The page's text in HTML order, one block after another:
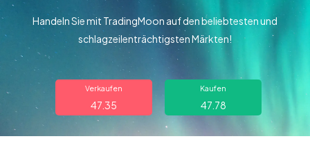
Über uns
Handel
Handeln Sie mit TradingMoon auf den beliebtesten und
schlagzeilenträchtigsten Märkten!
Verkaufen
47.35
Kaufen
47.78